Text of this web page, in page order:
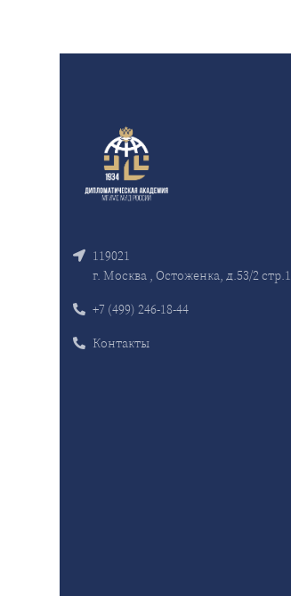
119021
г. Москва , Остоженка, д.53/2 стр.1
+7 (499) 246-18-44
Контакты